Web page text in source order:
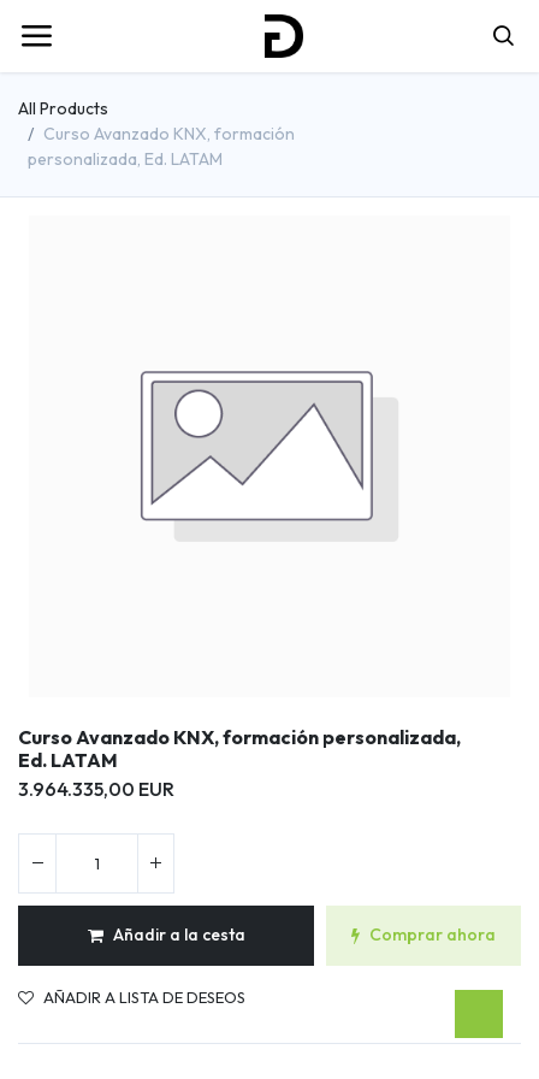
All Products
Curso Avanzado KNX, formación
personalizada, Ed. LATAM
Curso Avanzado KNX, formación personalizada,
Ed. LATAM
3.964.335,00 EUR
Añadir a la cesta Comprar ahora
AÑADIR A LISTA DE DESEOS